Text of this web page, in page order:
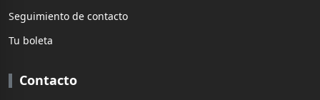
Seguimiento de contacto
Tu boleta
Contacto